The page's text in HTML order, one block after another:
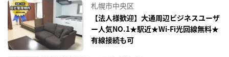
録
札幌市中央区
【法人様歓迎】大通周辺ビジネスユーザ
ー人気NO.1★駅近★Wi-Fi光回線無料★
有線接続も可